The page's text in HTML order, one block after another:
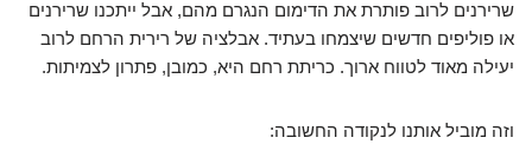
שרירנים לרוב פותרת את הדימום הנגרם מהם, אבל ייתכנו שרירנים
או פוליפים חדשים שיצמחו בעתיד. אבלציה של רירית הרחם לרוב
יעילה מאוד לטווח ארוך. כריתת רחם היא, כמובן, פתרון לצמיתות.
וזה מוביל אותנו לנקודה החשובה: